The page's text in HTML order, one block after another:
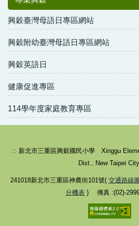
興穀臺灣母語日專區網站
興穀附幼臺灣母語日專區網站
興穀英語日
健康促進專區
114學年度家庭教育專區
::: 新北市三重區興穀國民小學 Xinggu
Dist., New Taipei
241018新北市三重區神農街101號( 交通路線圖
分機表 ) 傳真 :(02)-